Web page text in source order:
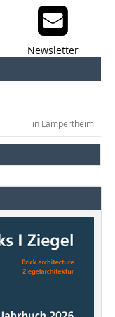
Newsletter
in Lampertheim